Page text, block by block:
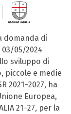
domanda di
05/2024
sviluppo di
piccole e medie
2021–2027, ha
Europea,
21–27, per la